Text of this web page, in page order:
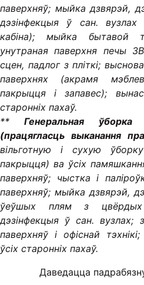
паверхняў; мыйка дзвярэй,
дэзінфекцыя ў сан.
вузлах
кабіна);
мыйка бытавой
унутраная паверхня печы
сцен, падлог з пліткі;
паверхнях (акрамя
пакрыцця і запавес);
старонніх пахаў.
**Генеральная ўборка
(працягласць выканання
вільготную і сухую
пакрыцця) ва ўсіх
паверхняў; чыстка і
паверхняў; мыйка дзвярэй,
ўеўшых плям з цвёрдых
дэзінфекцыя ў сан. вузлах;
паверхняў і офіснай тэхнікі;
ўсіх старонніх пахаў.
Даведацца